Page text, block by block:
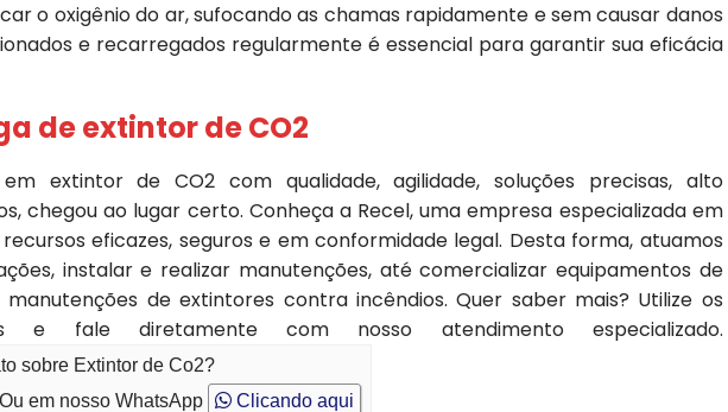
o oxigênio do ar, sufocando as chamas rapidamente e sem causar danos
e recarregados regularmente é essencial para garantir sua eficácia
de extintor de CO2
extintor de CO2 com qualidade, agilidade, soluções precisas, alto
chegou ao lugar certo. Conheça a Recel, uma empresa especializada em
eficazes, seguros e em conformidade legal. Desta forma, atuamos
instalar e realizar manutenções, até comercializar equipamentos de
de extintores contra incêndios. Quer saber mais? Utilize os
e fale diretamente com nosso atendimento especializado.
sobre Extintor de Co2?
Ou em nosso WhatsApp Clicando aqui